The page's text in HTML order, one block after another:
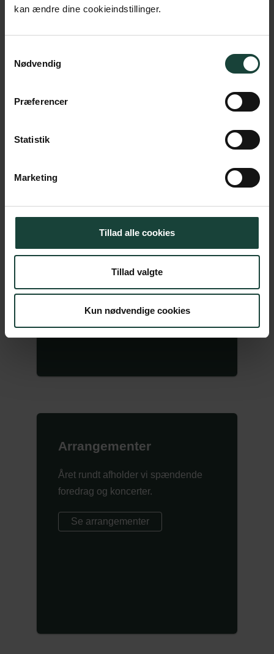
kan ændre dine cookieindstillinger.
Nødvendig
Præferencer
Statistik
Marketing
Tillad alle cookies
Tillad valgte
Kun nødvendige cookies
arrangementer, kan du kontakte
Vi har korte kurser året rundt, som
giver dig indblik i udvalgte temaer.
Arrangementer
Året rundt afholder vi spændende
foredrag og koncerter.
Se arrangementer